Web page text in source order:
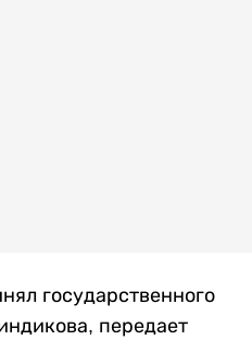
государственного
передает